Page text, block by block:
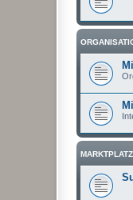
MARKTPLATZ